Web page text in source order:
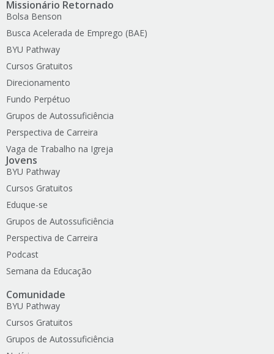
Missionário Retornado
Bolsa Benson
Busca Acelerada de Emprego (BAE)
BYU Pathway
Cursos Gratuitos
Direcionamento
Fundo Perpétuo
Grupos de Autossuficiência
Perspectiva de Carreira
Vaga de Trabalho na Igreja
Jovens
BYU Pathway
Cursos Gratuitos
Eduque-se
Grupos de Autossuficiência
Perspectiva de Carreira
Podcast
Semana da Educação
Comunidade
BYU Pathway
Cursos Gratuitos
Grupos de Autossuficiência